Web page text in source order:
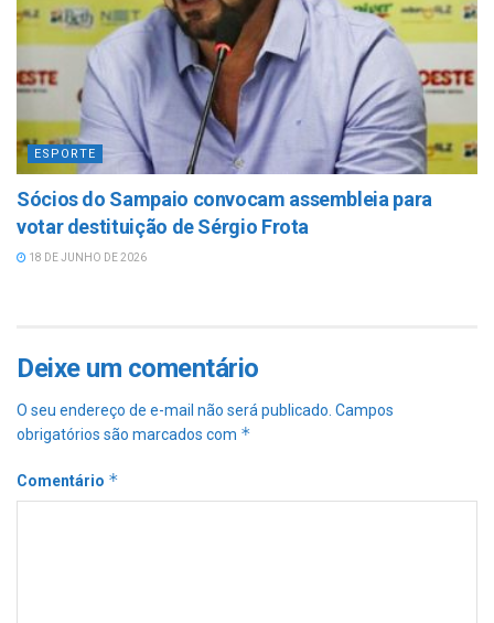
ESPORTE
Sócios do Sampaio convocam assembleia para
votar destituição de Sérgio Frota
18 DE JUNHO DE 2026
Deixe um comentário
O seu endereço de e-mail não será publicado. Campos
obrigatórios são marcados com *
Comentário *